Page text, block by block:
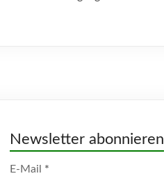
Newsletter abonnieren
E-Mail *